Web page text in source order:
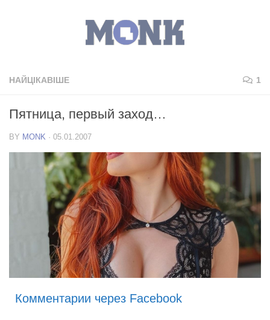
НАЙЦІКАВІШЕ 1
Пятница, первый заход…
BY MONK · 05.01.2007
Комментарии через Facebook